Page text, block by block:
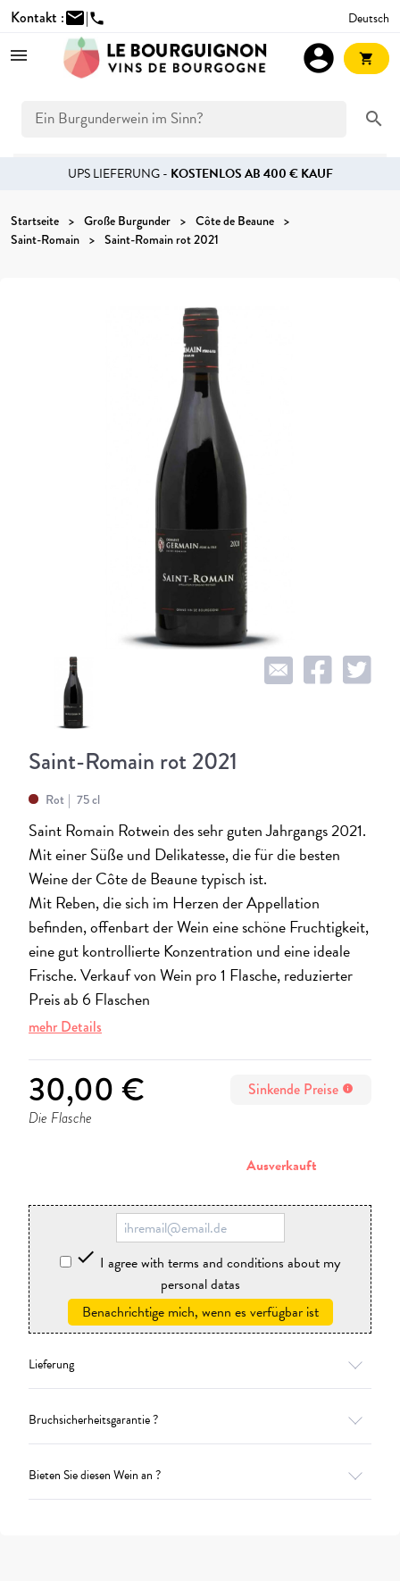
Kontakt :mail|phone Deutsch
search
account_circle shopping_cart
UPS LIEFERUNG - KOSTENLOS AB 400 € KAUF
Startseite Große Burgunder
Côte de Beaune
Saint-Romain
Saint-Romain rot 2021
Saint-Romain rot 2021
Rot 75 cl
Saint Romain Rotwein des sehr guten Jahrgangs 2021.
Mit einer Süße und Delikatesse, die für die besten
Weine der Côte de Beaune typisch ist.
Mit Reben, die sich im Herzen der Appellation
befinden, offenbart der Wein eine schöne Fruchtigkeit,
eine gut kontrollierte Konzentration und eine ideale
Frische. Verkauf von Wein pro 1 Flasche, reduzierter
Preis ab 6 Flaschen
mehr Details
30,00 € Sinkende Preise info
Die Flasche
Ausverkauft
 I agree with terms and conditions about my
personal datas
Benachrichtige mich, wenn es verfügbar ist
Lieferung
Bruchsicherheitsgarantie ?
Bieten Sie diesen Wein an ?